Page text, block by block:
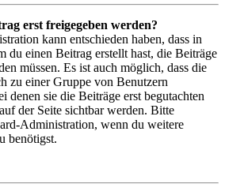
erst freigegeben werden?
kann entschieden haben, dass in
du einen Beitrag erstellt hast, die Beiträge
müssen. Es ist auch möglich, dass die
zu einer Gruppe von Benutzern
denen sie die Beiträge erst begutachten
der Seite sichtbar werden. Bitte
Administration, wenn du weitere
benötigst.